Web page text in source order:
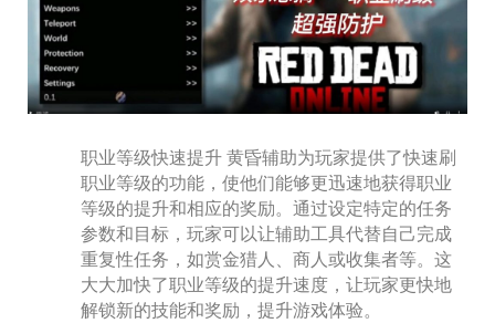
职业等级快速提升 黄昏辅助为玩家提供了快速刷
职业等级的功能，使他们能够更迅速地获得职业
等级的提升和相应的奖励。通过设定特定的任务
参数和目标，玩家可以让辅助工具代替自己完成
重复性任务，如赏金猎人、商人或收集者等。这
大大加快了职业等级的提升速度，让玩家更快地
解锁新的技能和奖励，提升游戏体验。